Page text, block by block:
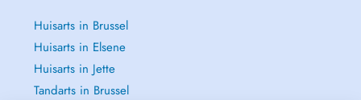
Huisarts in Brussel
Huisarts in Elsene
Huisarts in Jette
Tandarts in Brussel